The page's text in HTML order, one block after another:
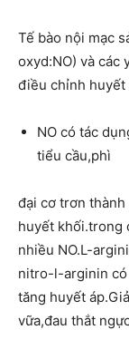
Tế bào nội mạc
oxyd:NO) và các
điều chỉnh huyết
NO có tác
tiểu cầu,phì
đại cơ trơn thành
huyết khối.trong
nhiều NO.L-
nitro-l-arginin có
tăng huyết
vữa,đau thắt